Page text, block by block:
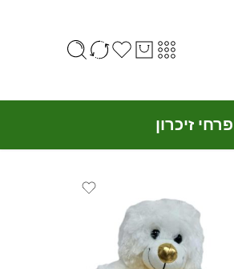
פרחי זיכרון